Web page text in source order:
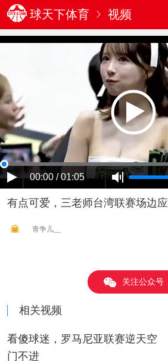
球天下体育 视频
00:00 / 01:05
有点可爱，三老师台湾联赛场边
青争儿__
关注公众号
相关视频
看傻球迷，罗马尼亚联赛逆天空
门不进